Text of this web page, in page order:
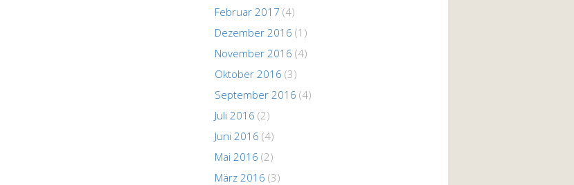
Februar 2017 (4)
Dezember 2016 (1)
November 2016 (4)
Oktober 2016 (3)
September 2016 (4)
Juli 2016 (2)
Juni 2016 (4)
Mai 2016 (2)
März 2016 (3)